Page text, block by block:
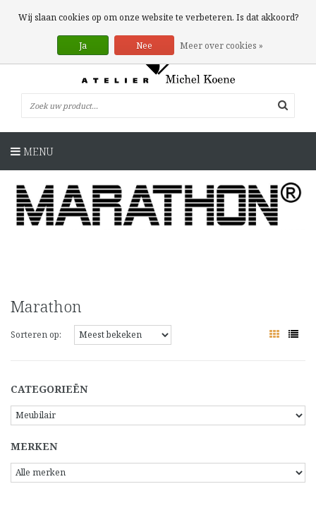
0 Artikelen
MENU
Marathon
Sorteren op:
CATEGORIEËN
MERKEN
Wij slaan cookies op om onze website te verbeteren. Is dat akkoord?
Ja Nee Meer over cookies »